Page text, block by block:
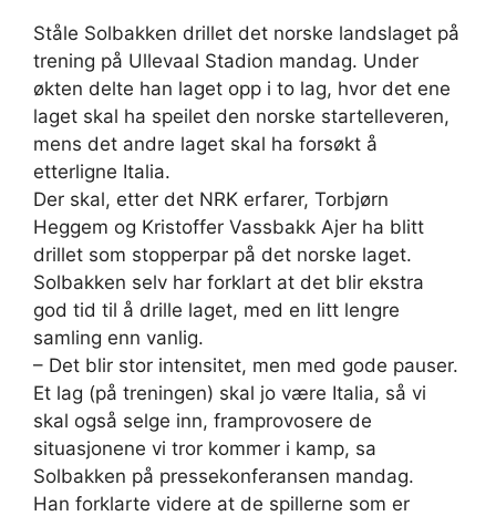
Ståle Solbakken drillet det norske landslaget på
trening på Ullevaal Stadion mandag. Under
økten delte han laget opp i to lag, hvor det ene
laget skal ha speilet den norske startelleveren,
mens det andre laget skal ha forsøkt å
etterligne Italia.
Der skal, etter det NRK erfarer, Torbjørn
Heggem og Kristoffer Vassbakk Ajer ha blitt
drillet som stopperpar på det norske laget.
Solbakken selv har forklart at det blir ekstra
god tid til å drille laget, med en litt lengre
samling enn vanlig.
– Det blir stor intensitet, men med gode pauser.
Et lag (på treningen) skal jo være Italia, så vi
skal også selge inn, framprovosere de
situasjonene vi tror kommer i kamp, sa
Solbakken på pressekonferansen mandag.
Han forklarte videre at de spillerne som er